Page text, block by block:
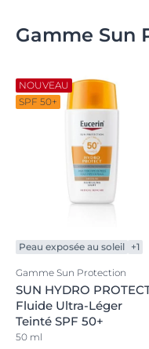
Gamme Sun
NOUVEAU
SPF 50+
Peau exposée au soleil +1
Gamme Sun Protection
SUN HYDRO
Fluide Ultra-Léger
Teinté SPF 50+
50 ml